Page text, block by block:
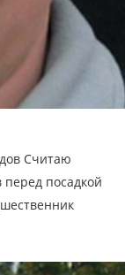
Cчитаю
посадкой